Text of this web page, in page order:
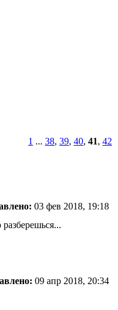
1 ... 38, 39, 40, 41, 42
03 фев 2018, 19:18
09 апр 2018, 20:34